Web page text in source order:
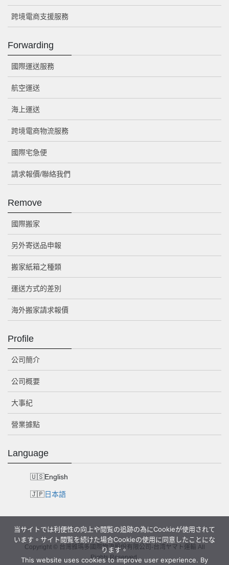
跨境電商支援服務
Forwarding
國際運送服務
航空運送
海上運送
跨境電商物流服務
國際宅急便
請求報價/聯絡我們
Remove
國際搬家
另外寄送品申報
搬家紙箱之種類
運送方式的差別
海外搬家請求報價
Profile
公司簡介
公司概要
大事紀
營業據點
Language
English
日本語
Copyright © 台灣雅瑪多國際物流股份有限公司-台湾ヤマト運輸 All
Rights Reserved.
当サイトでは利便性の向上や閲覧の追跡の為にCookieが使用されて
います。サイト閲覧を続けた場合Cookieの使用に同意したことにな
ります。
This website uses cookies to improve user experience. By